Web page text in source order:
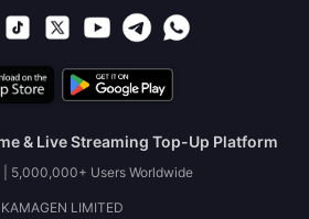
& Live Streaming Top-Up Platform
| 5,000,000+ Users Worldwide
KAMAGEN LIMITED